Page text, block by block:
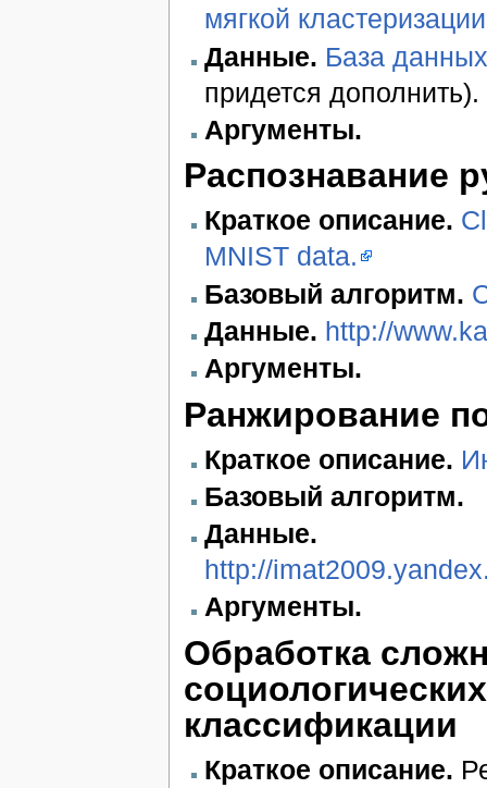
мягкой кластеризации
Данные. База
придется дополнить).
Аргументы.
Распознавание
Краткое описание.
MNIST data.
Базовый алгоритм.
Данные. http://
Аргументы.
Ранжирование
Краткое описание.
Базовый алгоритм.
Данные.
http://
Аргументы.
Обработка
классификации
Краткое описание.